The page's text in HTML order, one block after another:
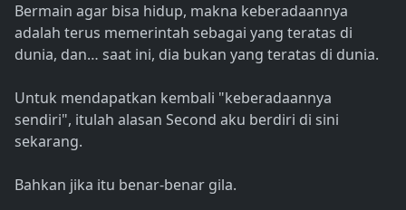
Bermain agar bisa hidup, makna keberadaannya
adalah terus memerintah sebagai yang teratas di
dunia, dan… saat ini, dia bukan yang teratas di dunia.
Untuk mendapatkan kembali "keberadaannya
sendiri", itulah alasan Second aku berdiri di sini
sekarang.
Bahkan jika itu benar-benar gila.